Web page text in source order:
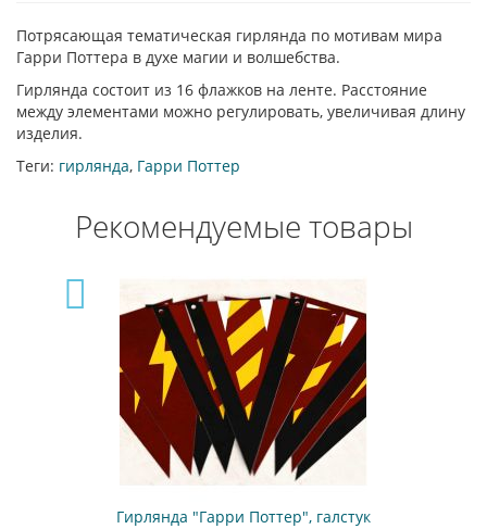
Потрясающая тематическая гирлянда по мотивам мира
Гарри Поттера в духе магии и волшебства.
Гирлянда состоит из 16 флажков на ленте. Расстояние
между элементами можно регулировать, увеличивая длину
изделия.
Теги: гирлянда, Гарри Поттер
Рекомендуемые товары
Гирлянда "Гарри Поттер", галстук